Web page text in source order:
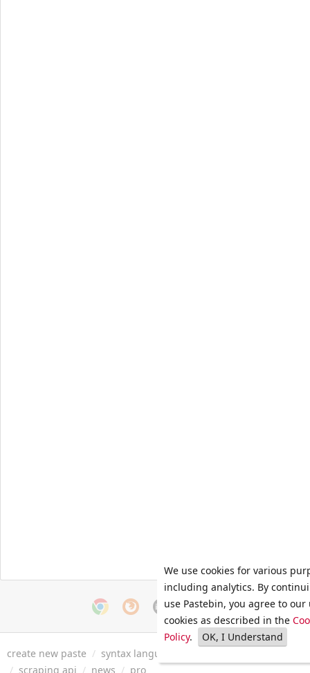
create new paste / syntax languages
/ scraping api / news / pro
We use cookies for various
including analytics. By
use Pastebin, you agree to our
cookies as described in the
Policy. OK, I Understand